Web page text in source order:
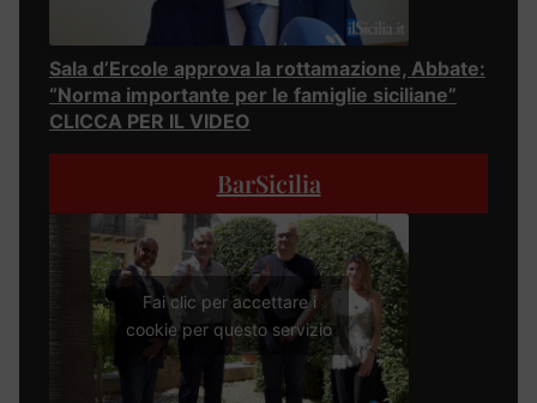
Sala d’Ercole approva la rottamazione, Abbate:
“Norma importante per le famiglie siciliane”
CLICCA PER IL VIDEO
BarSicilia
Fai clic per accettare i
cookie per questo servizio